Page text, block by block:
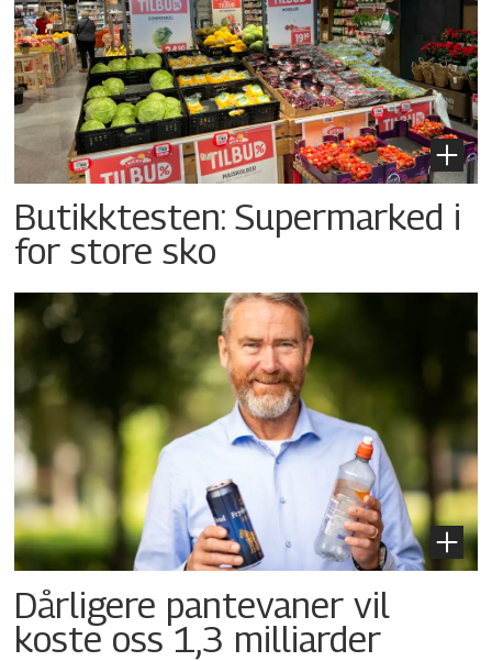
Butikktesten: Supermarked i
for store sko
Dårligere pantevaner vil
koste oss 1,3 milliarder